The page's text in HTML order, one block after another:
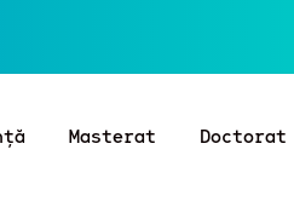
Masterat Doctorat